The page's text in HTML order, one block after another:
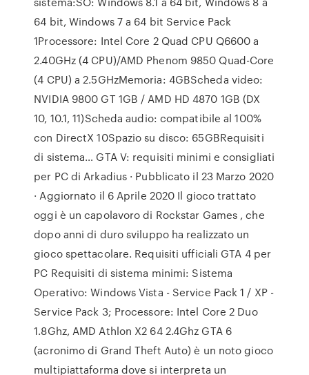
64 bit, Windows 7 a 64 bit Service Pack
1Processore: Intel Core 2 Quad CPU Q6600 a
2.40GHz (4 CPU)/AMD Phenom 9850 Quad-Core
(4 CPU) a 2.5GHzMemoria: 4GBScheda video:
NVIDIA 9800 GT 1GB / AMD HD 4870 1GB (DX
10, 10.1, 11)Scheda audio: compatibile al 100%
con DirectX 10Spazio su disco: 65GBRequisiti
di sistema… GTA V: requisiti minimi e consigliati
per PC di Arkadius · Pubblicato il 23 Marzo 2020
· Aggiornato il 6 Aprile 2020 Il gioco trattato
oggi è un capolavoro di Rockstar Games , che
dopo anni di duro sviluppo ha realizzato un
gioco spettacolare. Requisiti ufficiali GTA 4 per
PC Requisiti di sistema minimi: Sistema
Operativo: Windows Vista - Service Pack 1 / XP -
Service Pack 3; Processore: Intel Core 2 Duo
1.8Ghz, AMD Athlon X2 64 2.4Ghz GTA 6
(acronimo di Grand Theft Auto) è un noto gioco
multipiattaforma dove si interpreta un